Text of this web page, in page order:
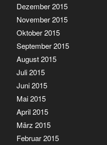
Dezember 2015
November 2015
Oktober 2015
September 2015
August 2015
Juli 2015
Juni 2015
Mai 2015
April 2015
März 2015
Februar 2015